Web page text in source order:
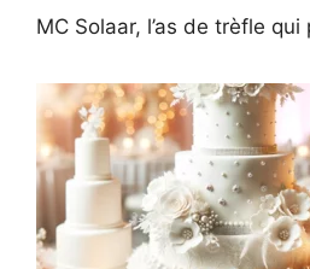
MC Solaar, l’as de trèfle